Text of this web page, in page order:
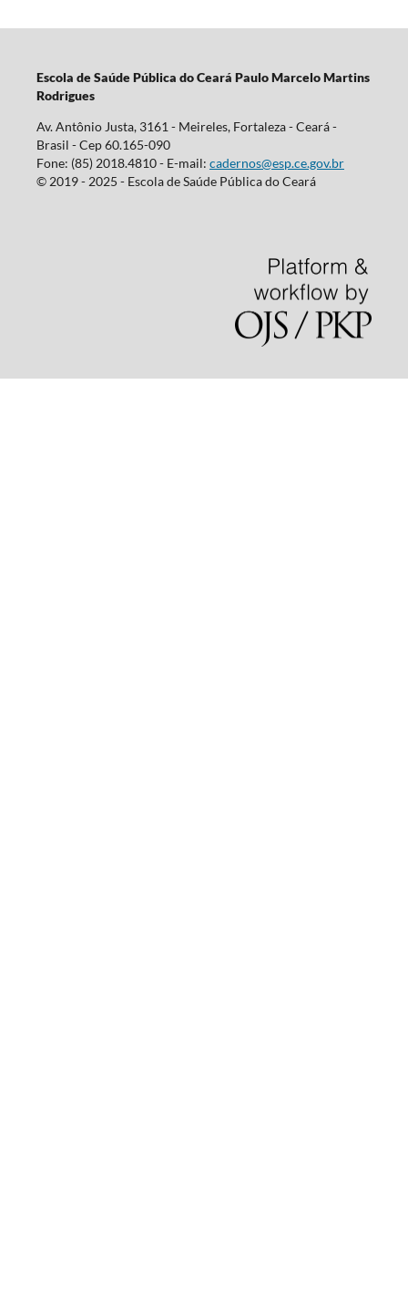
Escola de Saúde Pública do Ceará Paulo Marcelo Martins
Rodrigues
Av. Antônio Justa, 3161 - Meireles, Fortaleza - Ceará -
Brasil - Cep 60.165-090
Fone: (85) 2018.4810 - E-mail: cadernos@esp.ce.gov.br
© 2019 - 2025 - Escola de Saúde Pública do Ceará